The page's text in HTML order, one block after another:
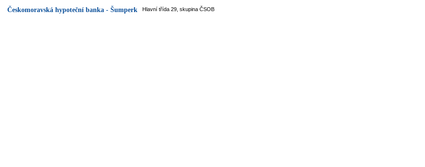
Českomoravská hypoteční banka - Šumperk Hlavní třída 29, skupina ČSOB